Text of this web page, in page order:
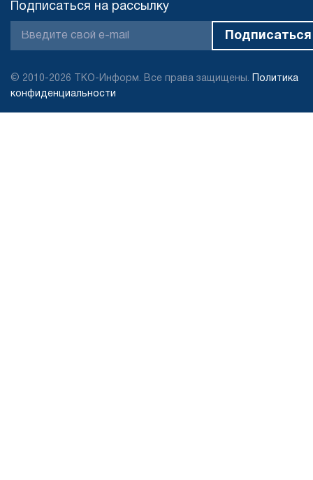
Подписаться на рассылку
© 2010-2026 ТКО-Информ. Все права защищены.
Политика
конфиденциальности